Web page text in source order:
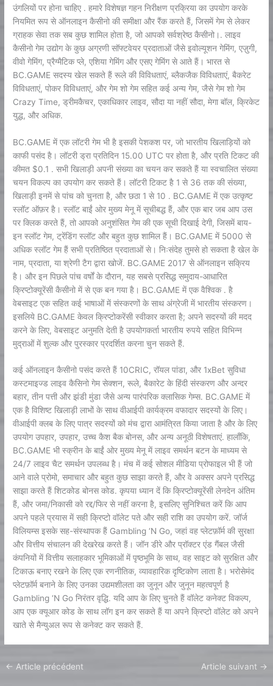
उंगलियों पर होना चाहिए . हमारे विशेषज्ञ गहन निरीक्षण प्रक्रिया का उपयोग करके
नियमित रूप से ऑनलाइन कैसीनो की समीक्षा और रैंक करते हैं, जिसमें गेम से लेकर
ग्राहक सेवा तक सब कुछ शामिल होता है, जो आपको सर्वश्रेष्ठ कैसीनो।. लाइव
कैसीनो गेम उद्योग के कुछ अग्रणी सॉफ्टवेयर प्रदाताओं जैसे इवोल्यूशन गेमिंग, एज़ुगी,
वीवो गेमिंग, प्रैग्मैटिक प्ले, एशिया गेमिंग और एसए गेमिंग से आते हैं। भारत से
BC.GAME सदस्य खेल सकते हैं रूले की विविधताएं, ब्लैकजैक विविधताएं, बैकरेट
विविधताएं, पोकर विविधताएं, और गेम शो गेम सहित कई अन्य गेम, जैसे गेम शो गेम
Crazy Time, ड्रीमकैचर, एकाधिकार लाइव, सौदा या नहीं सौदा, मेगा बॉल, क्रिकेट
युद्ध, और अधिक.
BC.GAME में एक लॉटरी गेम भी है इसकी पेशकश पर, जो भारतीय खिलाड़ियों को
काफी पसंद है। लॉटरी ड्रा प्रतिदिन 15.00 UTC पर होता है, और प्रति टिकट की
कीमत $0.1 . सभी खिलाड़ी अपनी संख्या का चयन कर सकते हैं या स्वचालित संख्या
चयन विकल्प का उपयोग कर सकते हैं। लॉटरी टिकट है 1 से 36 तक की संख्या,
खिलाड़ी इनमें से पांच को चुनता है, और छठा 1 से 10 . BC.GAME में एक उत्कृष्ट
स्लॉट ऑफ़र है। स्लॉट बाईं ओर मुख्य मेनू में सूचीबद्ध हैं, और एक बार जब आप उस
पर क्लिक करते हैं, तो आपको अनुशंसित गेम की एक सूची दिखाई देगी, जिसमें बाय-
इन स्लॉट गेम, ट्रेंडिंग स्लॉट और बहुत कुछ शामिल हैं। BC.GAME में 5000 से
अधिक स्लॉट गेम हैं सभी प्रतिष्ठित प्रदाताओं से। निःसंदेह तुमसे हो सकता है खेल के
नाम, प्रदाता, या श्रेणी टैग द्वारा खोजें. BC.GAME 2017 से ऑनलाइन सक्रिय
है। और इन पिछले पांच वर्षों के दौरान, यह सबसे प्रसिद्ध समुदाय-आधारित
क्रिप्टोक्यूरेंसी कैसीनो में से एक बन गया है। BC.GAME में एक वैश्विक . है
वेबसाइट एक सहित कई भाषाओं में संस्करणों के साथ अंग्रेजी में भारतीय संस्करण।
इसलिये BC.GAME केवल क्रिप्टोकरेंसी स्वीकार करता है; अपने सदस्यों की मदद
करने के लिए, वेबसाइट अनुमति देती है उपयोगकर्ता भारतीय रुपये सहित विभिन्न
मुद्राओं में शुल्क और पुरस्कार प्रदर्शित करना चुन सकते हैं.
कई ऑनलाइन कैसीनो पसंद करते हैं 10CRIC, रॉयल पांडा, और 1xBet सुविधा
कस्‍टमाइज्‍ड लाइव कैसिनो गेम सेक्‍शन, रूले, बैकारेट के हिंदी संस्‍करण और अन्‍दर
बहार, तीन पत्ती और झंडी मुंडा जैसे अन्‍य पारंपरिक क्‍लासिक गेम्‍स. BC.GAME में
एक है विशिष्ट खिलाड़ी लाभों के साथ वीआईपी कार्यक्रम वफादार सदस्यों के लिए।
वीआईपी क्लब के लिए पात्र सदस्यों को मंच द्वारा आमंत्रित किया जाता है और के लिए
उपयोग उपहार, उपहार, उच्च कैश बैक बोनस, और अन्य अनूठी विशेषताएं. हालाँकि,
BC.GAME भी स्क्रीन के बाईं ओर मुख्य मेनू में लाइव समर्थन बटन के माध्यम से
24/7 लाइव चैट समर्थन उपलब्ध है। मंच में कई सोशल मीडिया प्रोफाइल भी हैं जो
आने वाले प्रोमो, समाचार और बहुत कुछ साझा करते हैं, और वे अक्सर अपने प्रसिद्ध
साझा करते हैं शिटकोड बोनस कोड. कृपया ध्यान दें कि क्रिप्टोक्यूरेंसी लेनदेन अंतिम
हैं, और जमा/निकासी को रद्द/फिर से नहीं करना है, इसलिए सुनिश्चित करें कि आप
अपने पहले प्रयास में सही क्रिप्टो वॉलेट पते और सही राशि का उपयोग करें. जॉर्ज
विलियम्स इसके सह-संस्थापक हैं Gambling ‘N Go, जहां वह प्लेटफ़ॉर्म की सुरक्षा
और वित्तीय संचालन की देखरेख करते हैं। जॉन डीरे और प्रॉक्टर एंड गैंबल जैसी
कंपनियों में वित्तीय सलाहकार भूमिकाओं में पृष्ठभूमि के साथ, वह साइट को सुरक्षित और
टिकाऊ बनाए रखने के लिए एक रणनीतिक, व्यावहारिक दृष्टिकोण लाता है। भरोसेमंद
प्लेटफ़ॉर्म बनाने के लिए उनका उद्यमशीलता का जुनून और जुनून महत्वपूर्ण है
Gambling ‘N Go निरंतर वृद्धि. यदि आप के लिए चुनते हैं वॉलेट कनेक्ट विकल्प,
आप एक क्यूआर कोड के साथ लॉग इन कर सकते हैं या अपने क्रिप्टो वॉलेट को अपने
खाते से मैन्युअल रूप से कनेक्ट कर सकते हैं.
← Article précédent Article suivant →